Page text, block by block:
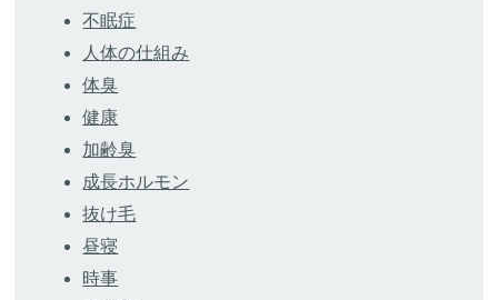
不眠症
人体の仕組み
体臭
健康
加齢臭
成長ホルモン
抜け毛
昼寝
時事